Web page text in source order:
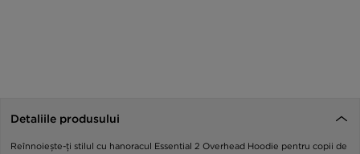
Detaliile produsului
Reînnoiește-ți stilul cu hanoracul Essential 2 Overhead Hoodie pentru copii de